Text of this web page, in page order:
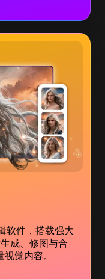
软件，搭载强大
成、修图与合
觉内容。